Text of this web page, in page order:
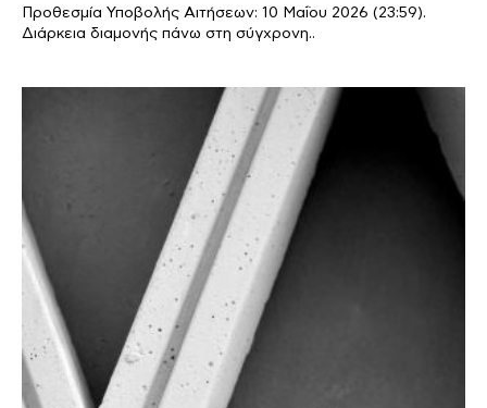
Προθεσμία Υποβολής Αιτήσεων: 10 Μαΐου 2026 (23:59).
Διάρκεια διαμονής πάνω στη σύγχρονη..